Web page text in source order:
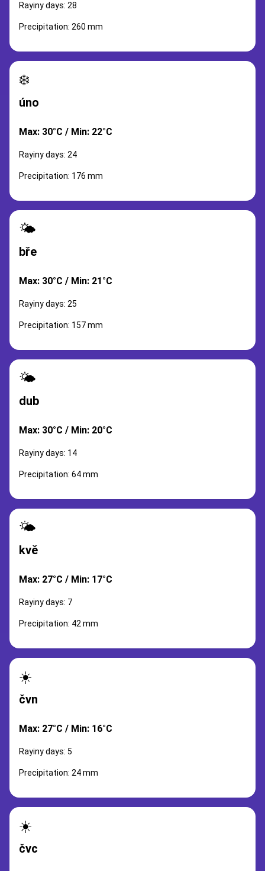
Rayiny days: 28
Precipitation: 260 mm
❄️
úno
Max: 30°C / Min: 22°C
Rayiny days: 24
Precipitation: 176 mm
🌤️
bře
Max: 30°C / Min: 21°C
Rayiny days: 25
Precipitation: 157 mm
🌤️
dub
Max: 30°C / Min: 20°C
Rayiny days: 14
Precipitation: 64 mm
🌤️
kvě
Max: 27°C / Min: 17°C
Rayiny days: 7
Precipitation: 42 mm
☀️
čvn
Max: 27°C / Min: 16°C
Rayiny days: 5
Precipitation: 24 mm
☀️
čvc